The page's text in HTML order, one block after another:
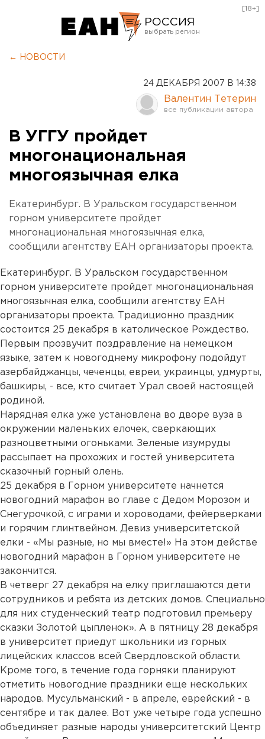
РОССИЯ
Курган
Оренбург
[18+]
← НОВОСТИ
24 ДЕКАБРЯ 2007 В 14:38
Валентин Тетерин
В УГГУ пройдет
многонациональная
многоязычная елка
Екатеринбург. В Уральском государственном
горном университете пройдет
многонациональная многоязычная елка,
сообщили агентству ЕАН организаторы проекта.
Екатеринбург. В Уральском государственном
горном университете пройдет многонациональная
многоязычная елка, сообщили агентству ЕАН
организаторы проекта. Традиционно праздник
состоится 25 декабря в католическое Рождество.
Первым прозвучит поздравление на немецком
языке, затем к новогоднему микрофону подойдут
азербайджанцы, чеченцы, евреи, украинцы, удмурты,
башкиры, - все, кто считает Урал своей настоящей
родиной.
Нарядная елка уже установлена во дворе вуза в
окружении маленьких елочек, сверкающих
разноцветными огоньками. Зеленые изумруды
рассыпает на прохожих и гостей университета
сказочный горный олень.
25 декабря в Горном университете начнется
новогодний марафон во главе с Дедом Морозом и
Снегурочкой, с играми и хороводами, фейерверками
и горячим глинтвейном. Девиз университетской
елки - «Мы разные, но мы вместе!» На этом действе
новогодний марафон в Горном университете не
закончится.
В четверг 27 декабря на елку приглашаются дети
сотрудников и ребята из детских домов. Специально
для них студенческий театр подготовил премьеру
сказки Золотой цыпленок». А в пятницу 28 декабря
в университет приедут школьники из горных
лицейских классов всей Свердловской области.
Кроме того, в течение года горняки планируют
отметить новогодние праздники еще нескольких
народов. Мусульманский - в апреле, еврейский - в
сентябре и так далее. Вот уже четыре года успешно
объединяет разные народы университетский Центр